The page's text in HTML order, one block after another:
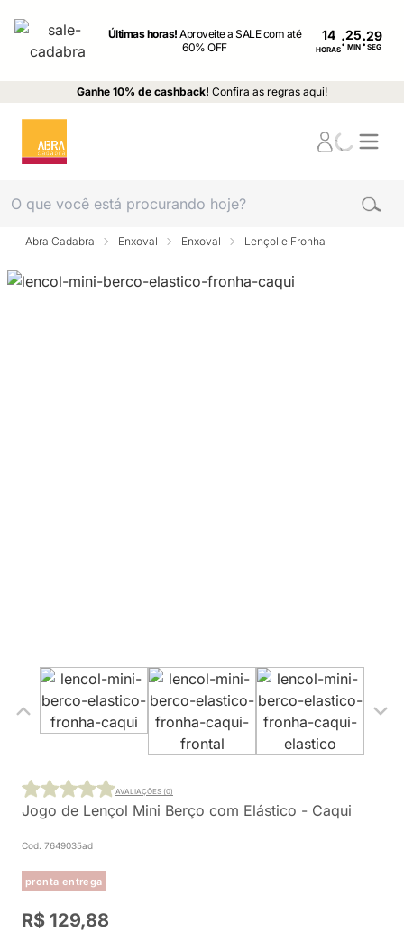
Últimas horas!Aproveite a SALE com até
60% OFF
14
HORAS: MIN : SEG
Ganhe 10% de cashback! Confira as regras aqui!
Abra Cadabra Enxoval Enxoval Lençol e Fronha
Jogo de Lençol Mini Berço com Elástico - Caqui
Cod. 7649035ad
pronta entrega
AVALIAÇÕES (0)
R$ 129,88